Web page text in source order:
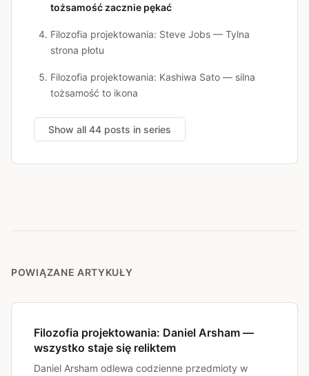
tożsamość zacznie pękać
Filozofia projektowania: Steve Jobs — Tylna
strona płotu
Filozofia projektowania: Kashiwa Sato — silna
tożsamość to ikona
Show all 44 posts in series
POWIĄZANE ARTYKUŁY
Filozofia projektowania: Daniel Arsham —
wszystko staje się reliktem
Daniel Arsham odlewa codzienne przedmioty w